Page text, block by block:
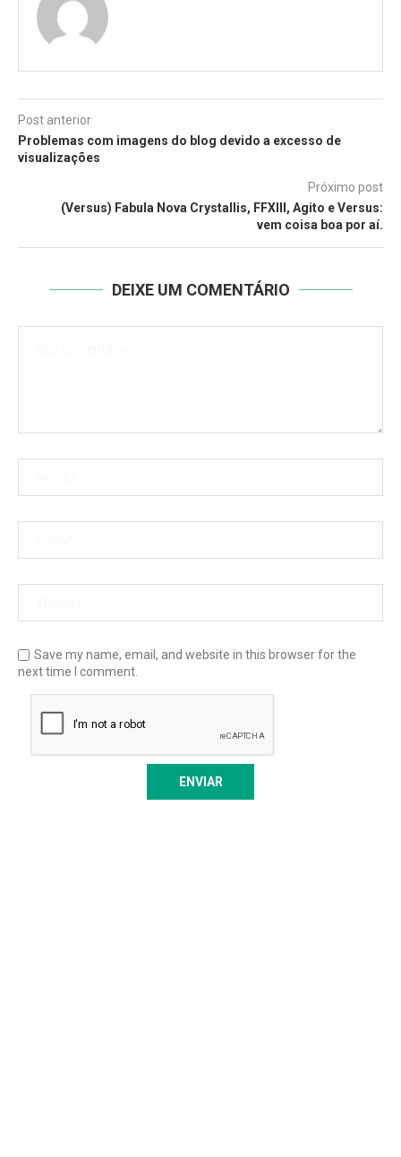
Post anterior
Problemas com imagens do blog devido a excesso de
visualizações
Próximo post
(Versus) Fabula Nova Crystallis, FFXIII, Agito e Versus:
vem coisa boa por aí.
DEIXE UM COMENTÁRIO
Save my name, email, and website in this browser for the
next time I comment.